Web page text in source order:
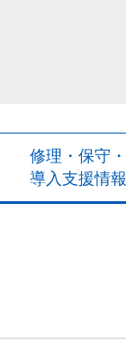
修理・保守・
導入支援情報